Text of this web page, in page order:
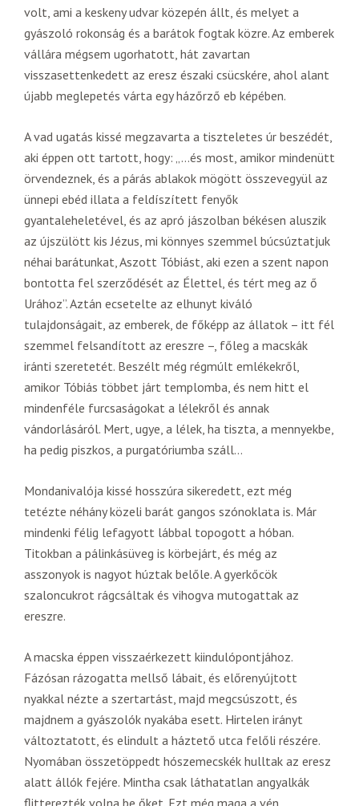
volt, ami a keskeny udvar közepén állt, és melyet a
gyászoló rokonság és a barátok fogtak közre. Az emberek
vállára mégsem ugorhatott, hát zavartan
visszasettenkedett az eresz északi csücskére, ahol alant
újabb meglepetés várta egy házőrző eb képében.
A vad ugatás kissé megzavarta a tiszteletes úr beszédét,
aki éppen ott tartott, hogy: „…és most, amikor mindenütt
örvendeznek, és a párás ablakok mögött összevegyül az
ünnepi ebéd illata a feldíszített fenyők
gyantaleheletével, és az apró jászolban békésen aluszik
az újszülött kis Jézus, mi könnyes szemmel búcsúztatjuk
néhai barátunkat, Aszott Tóbiást, aki ezen a szent napon
bontotta fel szerződését az Élettel, és tért meg az ő
Urához”. Aztán ecsetelte az elhunyt kiváló
tulajdonságait, az emberek, de főképp az állatok – itt fél
szemmel felsandított az ereszre –, főleg a macskák
iránti szeretetét. Beszélt még régmúlt emlékekről,
amikor Tóbiás többet járt templomba, és nem hitt el
mindenféle furcsaságokat a lélekről és annak
vándorlásáról. Mert, ugye, a lélek, ha tiszta, a mennyekbe,
ha pedig piszkos, a purgatóriumba száll…
Mondanivalója kissé hosszúra sikeredett, ezt még
tetézte néhány közeli barát gangos szónoklata is. Már
mindenki félig lefagyott lábbal topogott a hóban.
Titokban a pálinkásüveg is körbejárt, és még az
asszonyok is nagyot húztak belőle. A gyerkőcök
szaloncukrot rágcsáltak és vihogva mutogattak az
ereszre.
A macska éppen visszaérkezett kiindulópontjához.
Fázósan rázogatta mellső lábait, és előrenyújtott
nyakkal nézte a szertartást, majd megcsúszott, és
majdnem a gyászolók nyakába esett. Hirtelen irányt
változtatott, és elindult a háztető utca felőli részére.
Nyomában összetöppedt hószemecskék hulltak az eresz
alatt állók fejére. Mintha csak láthatatlan angyalkák
flitterezték volna be őket. Ezt még maga a vén